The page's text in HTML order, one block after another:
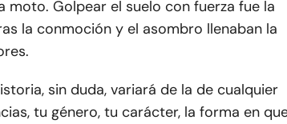
moto. Golpear el suelo con fuerza fue la
la conmoción y el asombro llenaban la
sin duda, variará de la de cualquier
tu género, tu carácter, la forma en